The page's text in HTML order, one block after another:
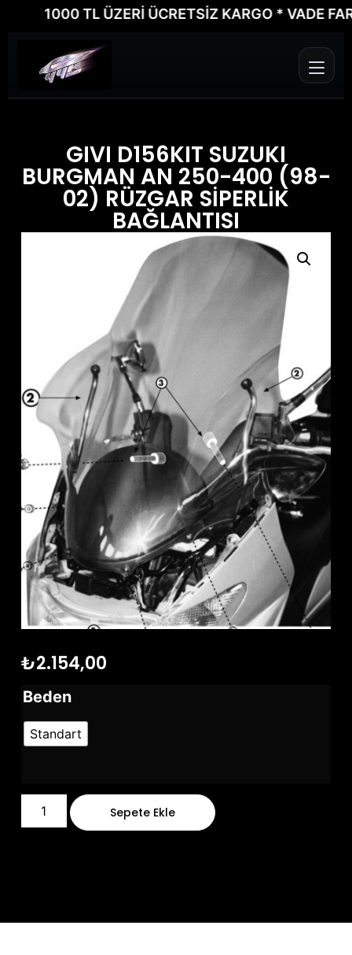
1000 TL ÜZERİ ÜCRETSİZ KARGO * VADE
GIVI D156KIT SUZUKI
BURGMAN AN 250-400 (98-
02) RÜZGAR SİPERLİK
BAĞLANTISI
₺2.154,00
Beden
Standart
Sepete Ekle